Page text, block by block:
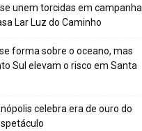
unem torcidas em campanha
Lar Luz do Caminho
forma sobre o oceano, mas
Sul elevam o risco em Santa
celebra era de ouro do